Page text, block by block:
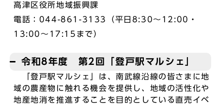
高津区役所地域振興課
電話：044-861-3133（平日8:30～12:00・
13:00～17:15まで）
令和8年度 第2回「登戸駅マルシェ」
「登戸駅マルシェ」は、南武線沿線の皆さまに地
域の農産物に触れる機会を提供し、地域の活性化や
地産地消を推進することを目的としている直売イベ